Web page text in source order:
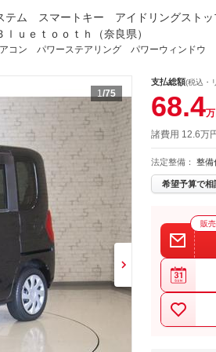
ム スマートキー アイドリングスト
ｅｔｏｏｔｈ（奈良県）
コン パワーステアリング パワーウィンドウ
1/75
支払総額(税込・
68.4
諸費用 12.6万
法定整備： 整備
希望予算で相
販